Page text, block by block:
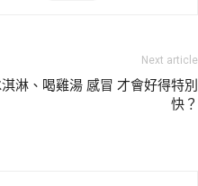
Next article
淋、喝雞湯 感冒 才會好得特別
快？